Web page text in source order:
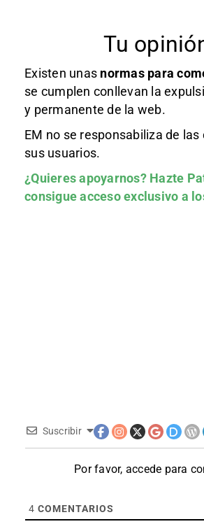
Tu
Existen unas normas para
se cumplen conllevan la
y permanente de la web.
EM no se responsabiliza de las
sus usuarios.
¿Quieres apoyarnos? Hazte
consigue acceso exclusivo a
Suscribir
Por favor, accede para
4 COMENTARIOS